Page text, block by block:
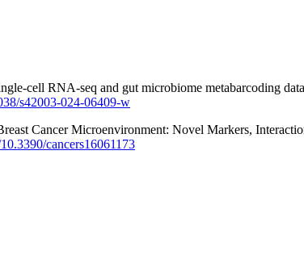
cell RNA-seq and gut microbiome metabarcoding
s42003-024-06409-w
Cancer Microenvironment: Novel Markers,
cancers16061173